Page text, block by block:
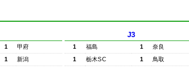
1
甲府
1
新潟
J3
1 福島 1
奈良
1
栃木SC 1
鳥取